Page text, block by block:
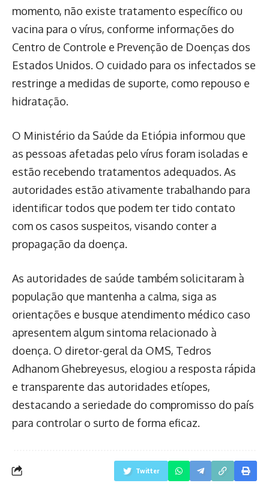
momento, não existe tratamento específico ou
vacina para o vírus, conforme informações do
Centro de Controle e Prevenção de Doenças dos
Estados Unidos. O cuidado para os infectados se
restringe a medidas de suporte, como repouso e
hidratação.
O Ministério da Saúde da Etiópia informou que
as pessoas afetadas pelo vírus foram isoladas e
estão recebendo tratamentos adequados. As
autoridades estão ativamente trabalhando para
identificar todos que podem ter tido contato
com os casos suspeitos, visando conter a
propagação da doença.
As autoridades de saúde também solicitaram à
população que mantenha a calma, siga as
orientações e busque atendimento médico caso
apresentem algum sintoma relacionado à
doença. O diretor-geral da OMS, Tedros
Adhanom Ghebreyesus, elogiou a resposta rápida
e transparente das autoridades etíopes,
destacando a seriedade do compromisso do país
para controlar o surto de forma eficaz.
Twitter